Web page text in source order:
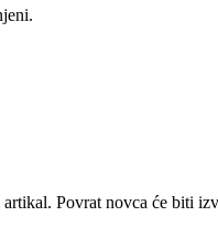
Povrat novca će biti